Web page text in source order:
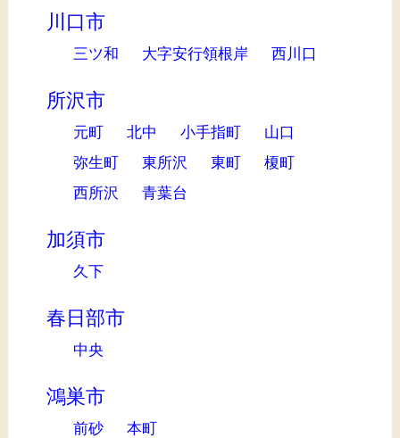
川口市
三ツ和 大字安行領根岸 西川口
所沢市
元町 北中 小手指町
山口
弥生町
東所沢 東町
榎町
西所沢
青葉台
加須市
久下
春日部市
中央
鴻巣市
前砂 本町